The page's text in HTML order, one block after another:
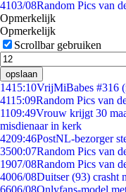
4103/08Random Pics van
Opmerkelijk
Opmerkelijk
Scrollbar gebruiken
opslaan
1415:10VrijMiBabes #316
4115:09Random Pics van
1109:49Vrouw krijgt 30
misdienaar in kerk
4209:46PostNL-bezorger
3500:07Random Pics van
1907/08Random Pics van
4006/08Duitser (93) crasht
6606/08Onlyfans-model